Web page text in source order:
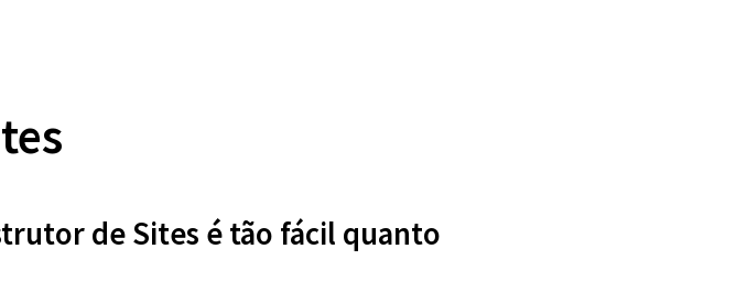
de Sites é tão fácil quanto